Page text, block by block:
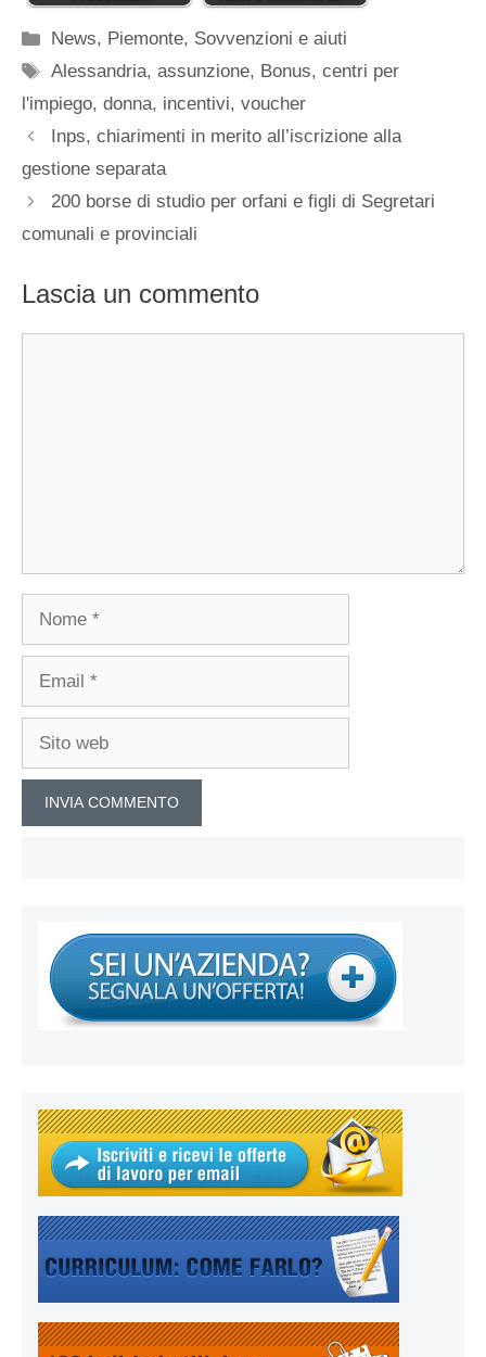
Categorie
News, Piemonte, Sovvenzioni e aiuti
Tag
Alessandria,assunzione, Bonus,centri per
l'impiego, donna, incentivi, voucher
Inps, chiarimenti in merito all’iscrizione alla
gestione separata
200 borse di studio per orfani e figli di Segretari
comunali e provinciali
Lascia un commento
Nome
Email
Sito